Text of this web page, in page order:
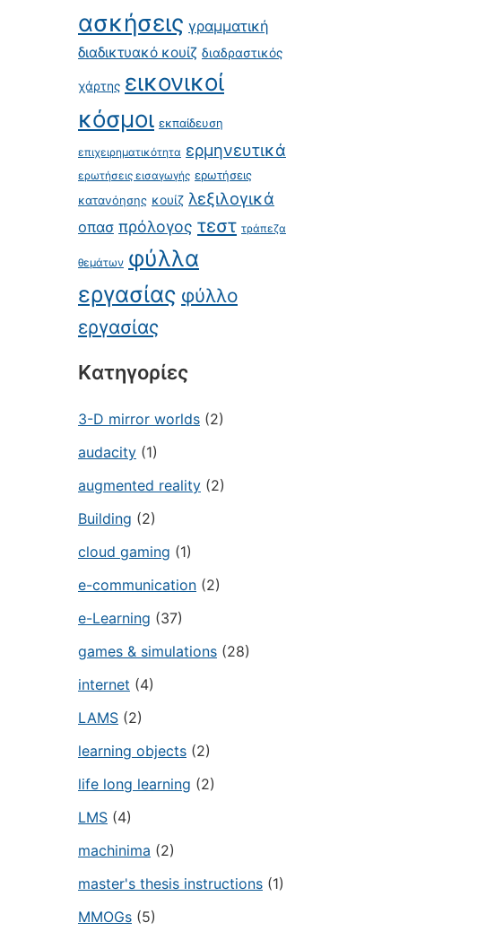
ασκήσεις γραμματική
διαδικτυακό κουίζ διαδραστικός
χάρτης εικονικοί
κόσμοι εκπαίδευση
επιχειρηματικότητα ερμηνευτικά
ερωτήσεις εισαγωγής ερωτήσεις
κατανόησης κουίζ λεξιλογικά
οπασ πρόλογος τεστ τράπεζα
θεμάτων φύλλα
εργασίας φύλλο
εργασίας
Kατηγορίες
3-D mirror worlds (2)
audacity (1)
augmented reality (2)
Building (2)
cloud gaming (1)
e-communication (2)
e-Learning (37)
games & simulations (28)
internet (4)
LAMS (2)
learning objects (2)
life long learning (2)
LMS (4)
machinima (2)
master's thesis instructions (1)
MMOGs (5)